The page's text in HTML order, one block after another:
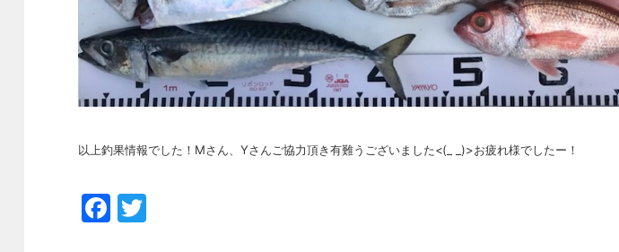
以上釣果情報でした！Mさん、Yさんご協力頂き有難うございました<(_ _)>お疲れ様でしたー！
Facebook
Twitter